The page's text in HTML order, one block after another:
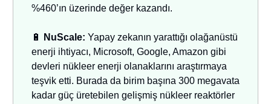
%460’ın üzerinde değer kazandı.
🔋 NuScale: Yapay zekanın yarattığı olağanüstü
enerji ihtiyacı, Microsoft, Google, Amazon gibi
devleri nükleer enerji olanaklarını araştırmaya
teşvik etti. Burada da birim başına 300 megavata
kadar güç üretebilen gelişmiş nükleer reaktörler